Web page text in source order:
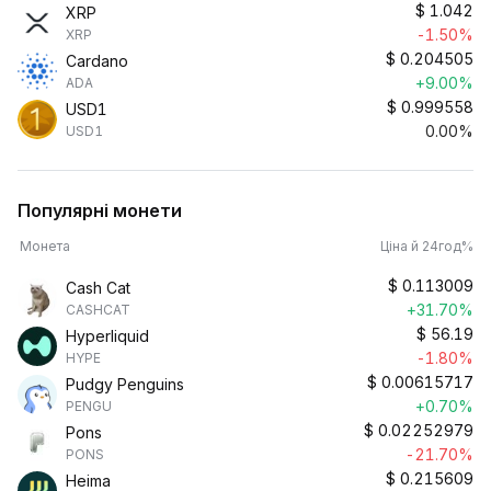
XRP
XRP
$ 1.042
-1.50%
Cardano
ADA
$ 0.204505
+9.00%
USD1
USD1
$ 0.999558
0.00%
Популярні монети
Монета Ціна й 24год%
Cash Cat
CASHCAT
$ 0.113009
+31.70%
Hyperliquid
HYPE
$ 56.19
-1.80%
Pudgy Penguins
PENGU
$ 0.00615717
+0.70%
Pons
PONS
$ 0.02252979
-21.70%
Heima
$ 0.215609